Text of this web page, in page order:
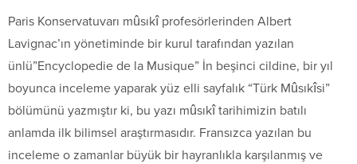
Paris Konservatuvarı mûsıkî profesörlerinden Albert
Lavignac’ın yönetiminde bir kurul tarafından yazılan
ünlü”Encyclopedie de la Musique” İn beşinci cildine, bir yıl
boyunca inceleme yaparak yüz elli sayfalık “Türk Mûsıkîsi”
bölümünü yazmıştır ki, bu yazı mûsıkî tarihimizin batılı
anlamda ilk bilimsel araştırmasıdır. Fransızca yazılan bu
inceleme o zamanlar büyük bir hayranlıkla karşılanmış ve